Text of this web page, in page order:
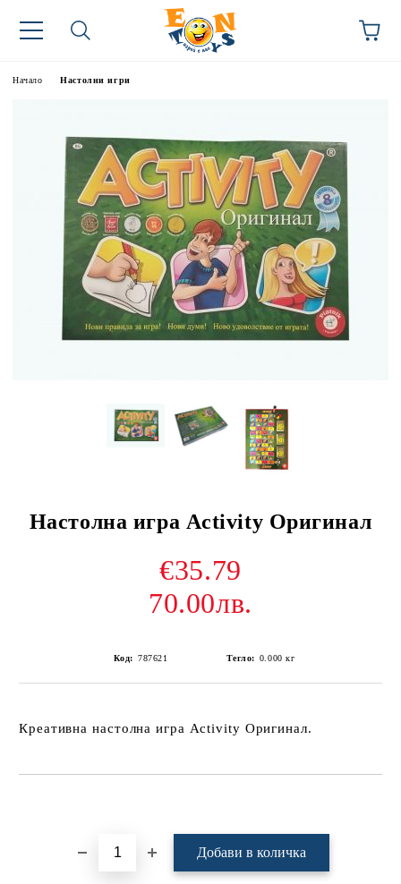
Начало Настолни игри
Настолна игра Activity Оригинал
€35.79
70.00лв.
Код: 787621 Тегло: 0.000 кг
Креативна настолна игра Activity Оригинал.